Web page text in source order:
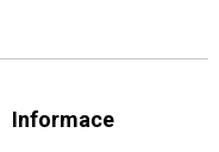
Informace